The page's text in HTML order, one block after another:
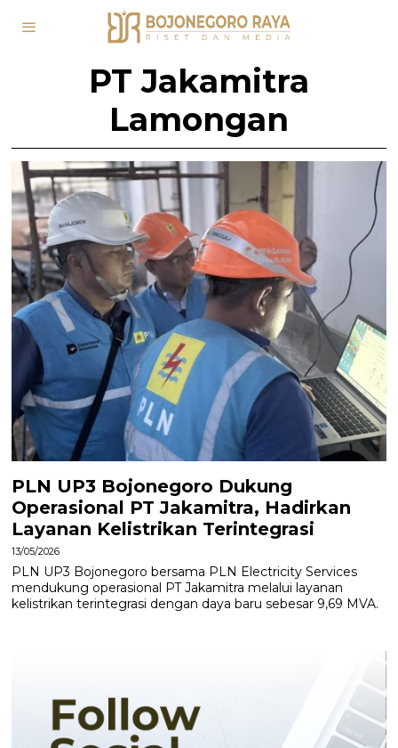
PT Jakamitra
Lamongan
PLN UP3 Bojonegoro Dukung
Operasional PT Jakamitra, Hadirkan
Layanan Kelistrikan Terintegrasi
13/05/2026
PLN UP3 Bojonegoro bersama PLN Electricity Services
mendukung operasional PT Jakamitra melalui layanan
kelistrikan terintegrasi dengan daya baru sebesar 9,69 MVA.